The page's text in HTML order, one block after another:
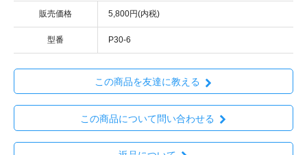
販売価格 5,800円(内税)
型番 P30-6
この商品を友達に教える
この商品について問い合わせる